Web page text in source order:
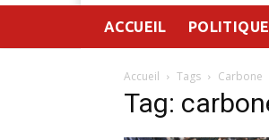
ACCUEIL POLITIQUE
Accueil Tags Carbone
Tag: